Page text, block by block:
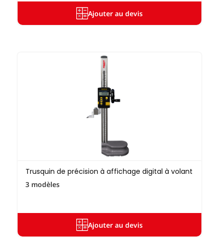
Ajouter au devis
Trusquin de précision à affichage digital à volant
3 modèles
Ajouter au devis